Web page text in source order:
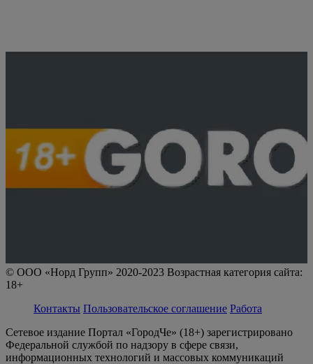
© ООО «Норд Групп» 2020-2023 Возрастная категория сайта:
18+
Контакты Пользовательское соглашение Работа
Сетевое издание Портал «ГородЧе» (18+) зарегистрировано
Федеральной службой по надзору в сфере связи,
информационных технологий и массовых коммуникаций